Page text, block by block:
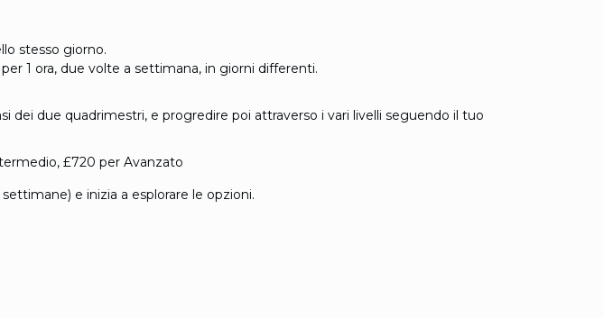
stesso giorno.
1 ora, due volte a settimana, in giorni differenti.
dei due quadrimestri, e progredire poi attraverso i vari livelli seguendo il tuo
£720 per Avanzato
e inizia a esplorare le opzioni.